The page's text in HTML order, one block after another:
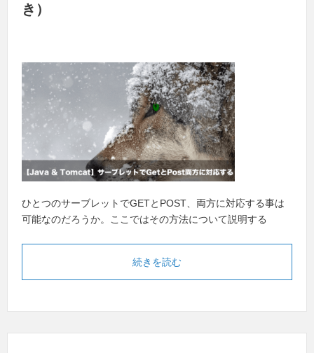
き）
ひとつのサーブレットでGETとPOST、両方に対応する事は
可能なのだろうか。ここではその方法について説明する
続きを読む